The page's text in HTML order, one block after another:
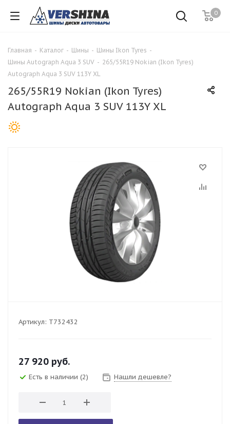
0
Главная - Каталог - Шины - Шины Ikon Tyres -
Шины Autograph Aqua 3 SUV - 265/55R19 Nokian (Ikon Tyres)
Autograph Aqua 3 SUV 113Y XL
265/55R19 Nokian (Ikon Tyres)
Autograph Aqua 3 SUV 113Y XL
Артикул: T732432
27 920 руб.
Есть в наличии (2) Нашли дешевле?